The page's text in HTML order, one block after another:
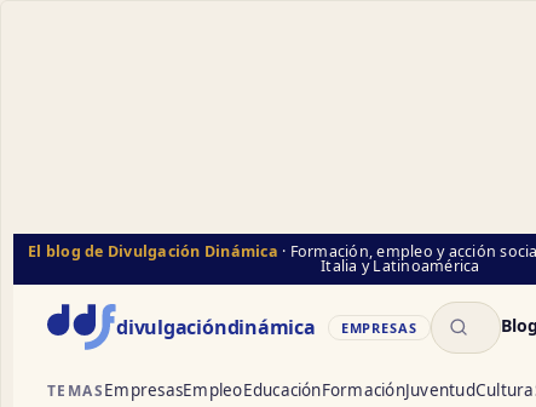
El blog de Divulgación Dinámica · Formación, empleo y acción
Italia y Latinoamérica
divulgacióndinámica EMPRESAS
Buscar
Blog
TEMASEmpresasEmpleoEducaciónFormaciónJuventudCultura